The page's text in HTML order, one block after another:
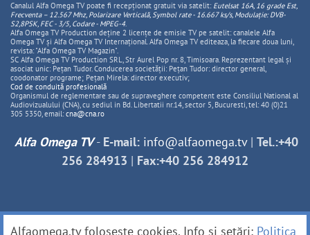
Canalul Alfa Omega TV poate fi recepționat gratuit via satelit: Eutelsat 16A, 16 grade Est,
Frecventa – 12.567 Mhz, PolarizareVerticală, Symbol rate - 16.667 ks/s, Modulație: DVB-
S2,8PSK, FEC - 3/5, Codare - MPEG-4.
Alfa Omega TV Production deține 2 licențe de emisie TV pe satelit: canalele Alfa
Omega TV și Alfa Omega TV Internațional. Alfa Omega TV editeaza, la fiecare doua luni,
revista: "Alfa Omega TV Magazin".
SC Alfa Omega TV Production SRL, Str Aurel Pop nr. 8, Timisoara. Reprezentant legal și
asociat unic: Pețan Tudor. Conducerea societății: Pețan Tudor: director general,
coodonator programe; Pețan Mirela: director executiv;
Cod de conduită profesională
Organismul de reglementare sau de supraveghere competent este Consiliul National al
Audiovizualului (CNA), cu sediul in Bd. Libertatii nr.14, sector 5, Bucuresti, tel: 40 (0)21
305 5350, email: cna@cna.ro
Alfa Omega TV- E-mail: info@alfaomega.tv| Tel.:+40
256 284913 | Fax:+40 256 284912
Alfaomega.tv folosește cookies. Info și setări: Politica